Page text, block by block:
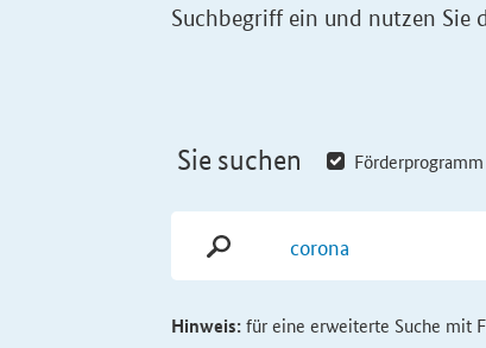
Suchbegriff ein und nutzen Sie
Sie suchen Förderprogramm
Hinweis:für eine erweiterte Suche mit